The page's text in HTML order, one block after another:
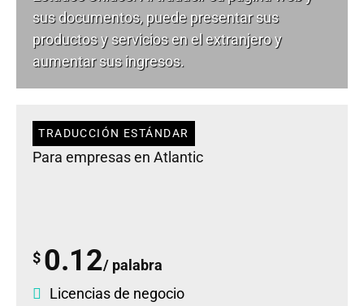
sus documentos, puede presentar sus
productos y servicios en el extranjero y
aumentar sus ingresos.
TRADUCCIÓN ESTÁNDAR
Para empresas en Atlantic
$ 0.12/ palabra
Licencias de negocio